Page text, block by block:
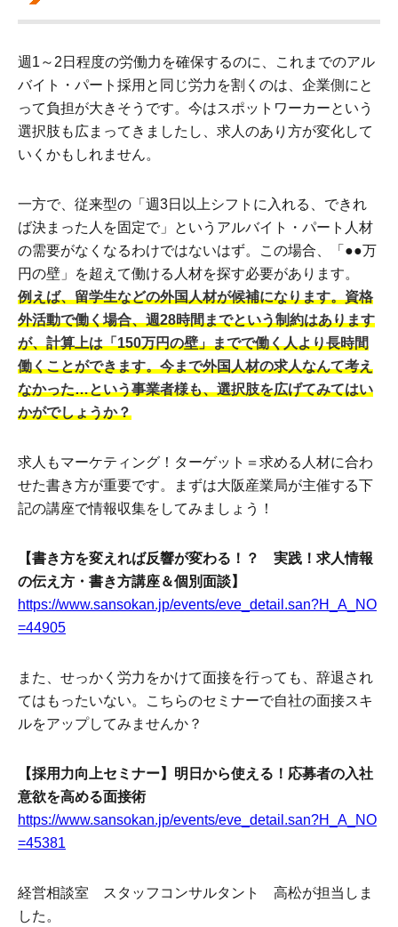
週1～2日程度の労働力を確保するのに、これまでのアル
バイト・パート採用と同じ労力を割くのは、企業側にと
って負担が大きそうです。今はスポットワーカーという
選択肢も広まってきましたし、求人のあり方が変化して
いくかもしれません。
一方で、従来型の「週3日以上シフトに入れる、できれ
ば決まった人を固定で」というアルバイト・パート人材
の需要がなくなるわけではないはず。この場合、「●●万
円の壁」を超えて働ける人材を探す必要があります。
例えば、留学生などの外国人材が候補になります。資格
外活動で働く場合、週28時間までという制約はあります
が、計算上は「150万円の壁」までで働く人より長時間
働くことができます。今まで外国人材の求人なんて考え
なかった…という事業者様も、選択肢を広げてみてはい
かがでしょうか？
求人もマーケティング！ターゲット＝求める人材に合わ
せた書き方が重要です。まずは大阪産業局が主催する下
記の講座で情報収集をしてみましょう！
【書き方を変えれば反響が変わる！？ 実践！求人情報
の伝え方・書き方講座＆個別面談】
https://www.sansokan.jp/events/eve_detail.san?H_A_NO
=44905
また、せっかく労力をかけて面接を行っても、辞退され
てはもったいない。こちらのセミナーで自社の面接スキ
ルをアップしてみませんか？
【採用力向上セミナー】明日から使える！応募者の入社
意欲を高める面接術
https://www.sansokan.jp/events/eve_detail.san?H_A_NO
=45381
経営相談室 スタッフコンサルタント 高松が担当しま
した。